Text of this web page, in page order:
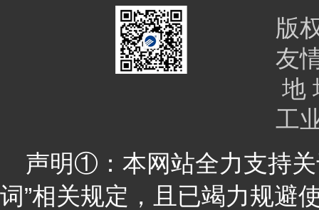
版
友
地
工
声明①：本网站全力支持关
词”相关规定，且已竭力规避